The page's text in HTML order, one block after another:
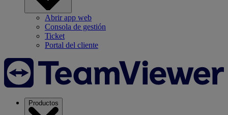
Abrir app web
Consola de gestión
Ticket
Portal del cliente
Productos